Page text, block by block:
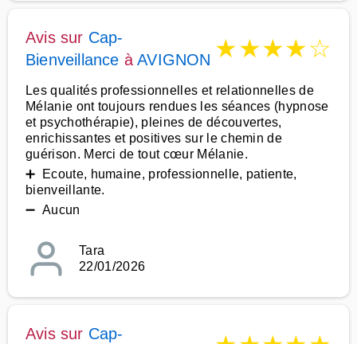
Avis sur Cap-
Bienveillance àAVIGNON ★★★★☆
Les qualités professionnelles et relationnelles de
Mélanie ont toujours rendues les séances (hypnose
et psychothérapie), pleines de découvertes,
enrichissantes et positives sur le chemin de
guérison. Merci de tout cœur Mélanie.
➕ Ecoute, humaine, professionnelle, patiente,
bienveillante.
➖ Aucun
Tara
22/01/2026
Avis sur Cap-